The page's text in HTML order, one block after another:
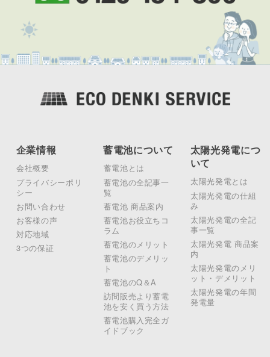
企業情報
会社概要
プライバシーポリ
シー
お問い合わせ
お客様の声
対応地域
3つの保証
蓄電池について
蓄電池とは
蓄電池の全記事一
覧
蓄電池 商品案内
蓄電池お役立ちコ
ラム
蓄電池のメリット
蓄電池のデメリッ
ト
蓄電池のQ＆A
訪問販売より蓄電
池を安く買う方法
蓄電池購入完全ガ
イドブック
太陽光発電につ
いて
太陽光発電とは
太陽光発電の仕組
み
太陽光発電の全記
事一覧
太陽光発電 商品案
内
太陽光発電のメリ
ット・デメリット
太陽光発電の年間
発電量